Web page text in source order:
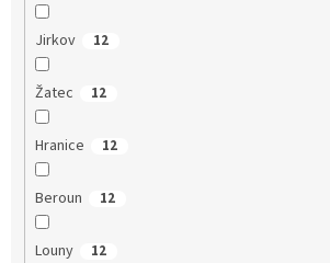
Jirkov 12
Žatec 12
Hranice 12
Beroun 12
Louny 12